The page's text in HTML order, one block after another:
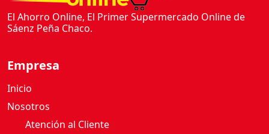
El Ahorro Online, El Primer Supermercado Online de
Sáenz Peña Chaco.
Empresa
Inicio
Nosotros
Atención al Cliente